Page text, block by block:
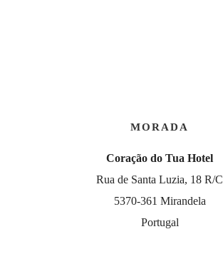
MORADA
Coração do Tua Hotel
Rua de Santa Luzia, 18 R/C
5370-361 Mirandela
Portugal